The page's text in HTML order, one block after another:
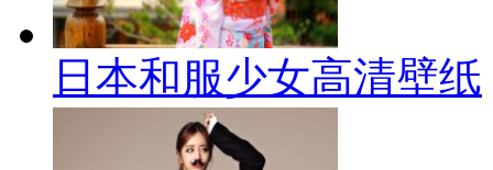
日本和服少女高清壁纸